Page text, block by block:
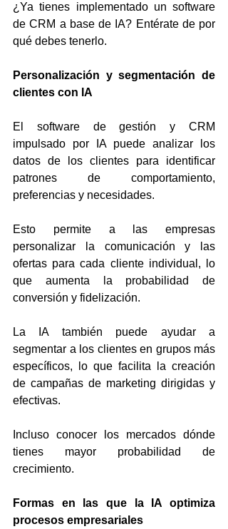
¿Ya tienes implementado un software
de CRM a base de IA? Entérate de por
qué debes tenerlo.
Personalización y segmentación de
clientes con IA
El software de gestión y CRM
impulsado por IA puede analizar los
datos de los clientes para identificar
patrones de comportamiento,
preferencias y necesidades.
Esto permite a las empresas
personalizar la comunicación y las
ofertas para cada cliente individual, lo
que aumenta la probabilidad de
conversión y fidelización.
La IA también puede ayudar a
segmentar a los clientes en grupos más
específicos, lo que facilita la creación
de campañas de marketing dirigidas y
efectivas.
Incluso conocer los mercados dónde
tienes mayor probabilidad de
crecimiento.
Formas en las que la IA optimiza
procesos empresariales